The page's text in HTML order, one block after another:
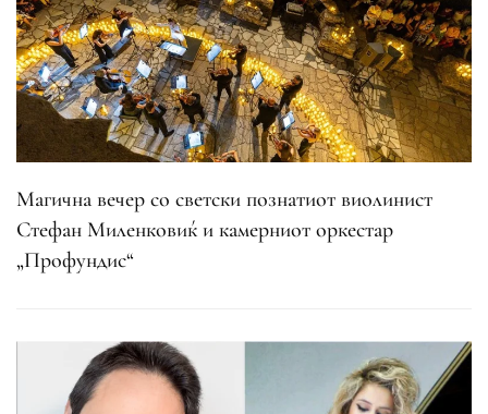
Магична вечер со светски познатиот виолинист
Стефан Миленковиќ и камерниот оркестар
„Профундис“